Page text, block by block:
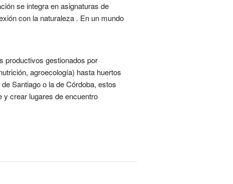
se integra en asignaturas de
con la naturaleza . En un mundo
productivos gestionados por
agroecología) hasta huertos
Santiago o la de Córdoba, estos
crear lugares de encuentro